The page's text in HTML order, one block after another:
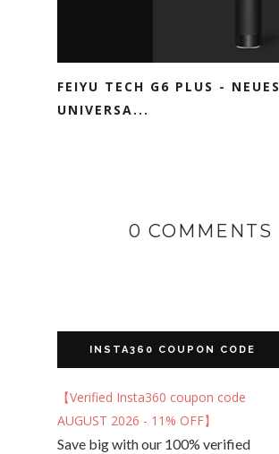
FEIYU TECH G6 PLUS - NEUES
UNIVERSA...
0 COMMENTS
INSTA360 COUPON CODE
【Verified Insta360 coupon code
AUGUST 2026 - 11% OFF】
Save big with our 100% verified